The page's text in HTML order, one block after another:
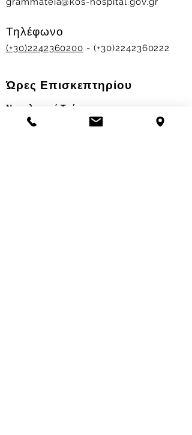
Τηλέφωνο
(+30)2242360200 - (+30)2242360222
Ώρες Επισκεπτηρίου
Νοσηλευτικά Τμήματα
Χειμερινό ωράριο: 11.00-13.00
17.30-19.30